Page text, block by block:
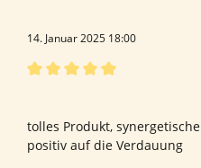
14. Januar 2025 18:00
tolles Produkt,
positiv auf die Verdauung